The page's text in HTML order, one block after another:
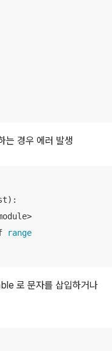
는 경우 에러 발생
range
로 문자를 삽입하거나